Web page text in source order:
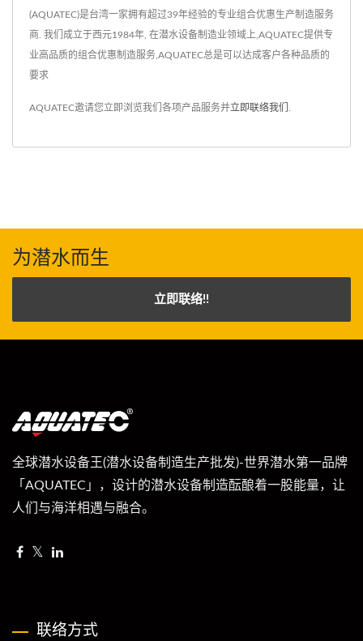
(AQUATEC)是台湾一家拥有超过39年经验的专业组合优惠生产制造服务
商. 我们成立于西元1984年, 在潜水设备制造业领域上,AQUATEC提供专
业高品质的组合优惠制造服务,AQUATEC总是可以达成客户各种品质的
要求
AQUATEC邀请您立即浏览我们各项产品服务并立即联络我们
为潜水而生
立即联络!!
全球潜水设备王(潜水设备制造生产批发)-世界潜水第一品牌
「AQUATEC」，设计的潜水设备制造酝酿着一股能量，让
人们与海洋相遇与融合。
联络方式